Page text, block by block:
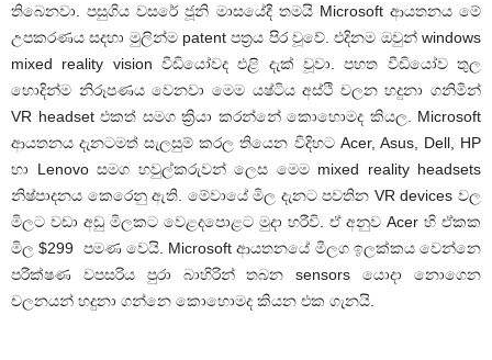
තිබෙනවා. පසුගිය වසරේ ජූනි මාසයේදී තමයි Microsoft ආයතනය මේ
උපකරණය සදහා මුලින්ම patent පත්‍රය පිර වූවේ. එදිනම ඔවුන් windows
mixed reality vision වීඩියෝවද එළි දැක් වූවා. පහත වීඩියෝව තුල
හොදින්ම නිරූපණය වෙනවා මෙම යෂ්ටිය අස්ථි චලන හදුනා ගනිමින්
VR headset එකත් සමග ක්‍රියා කරන්නේ කොහොමද කියල. Microsoft
ආයතනය දැනටමත් සැලසුම් කරල තියෙන විදිහට Acer, Asus, Dell, HP
හා Lenovo සමග හවුල්කරුවන් ලෙස මෙම mixed reality headsets
නිෂ්පාදනය කෙරෙනු ඇති. මේවායේ මිල දැනට පවතින VR devices වල
මිලට වඩා අඩු මිලකට වෙළදපොළට මුදා හරීවි. ඒ අනුව Acer හි ඒකක
මිල $299 පමණ වෙයි. Microsoft ආයතනයේ මීලග ඉලක්කය වෙන්නෙ
පරීක්ෂණ වපසරිය පුරා බාහිරින් තබන sensors යොදා නොගෙන
චලනයන් හදුනා ගන්නෙ කොහොමද කියන එක ගැනයි.